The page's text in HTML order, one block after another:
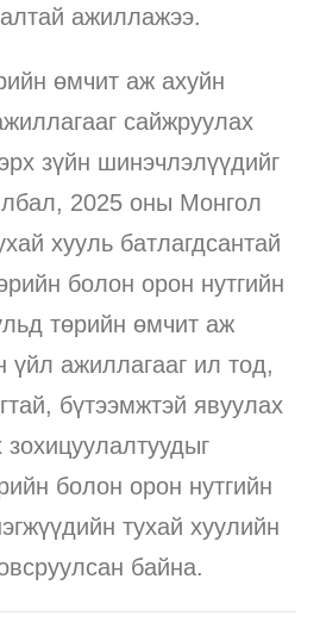
ажиллажээ.
өмчит аж ахуйн
сайжруулах
зүйн шинэчлэлүүдийг
2025 оны Монгол
хууль батлагдсантай
болон орон нутгийн
төрийн өмчит аж
үйл ажиллагааг ил тод,
бүтээмжтэй явуулах
зохицуулалтуудыг
болон орон нутгийн
тухай хуулийн
байна.